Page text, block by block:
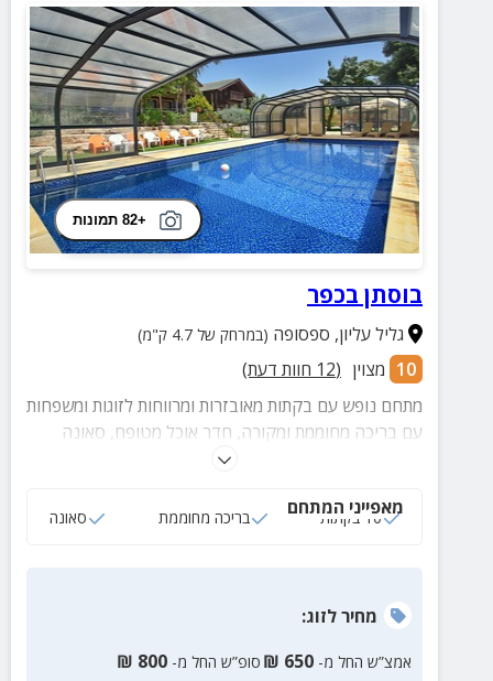
+82 תמונות
בוסתן בכפר
גליל עליון, ספסופה (במרחק של 4.7 ק"מ)
10 מצוין (
12 חוות דעת)
מתחם נופש עם בקתות מאובזרות ומרווחות לזוגות ומשפחות
עם בריכה מחוממת ומקורה, חדר אוכל מטופח, סאונה
וג'קוזי ספא להעשרה החוויה, חדר סנוקר חוויתי ושלל
מאפייני המתחם
10 בקתות בריכה מחוממת סאונה
מחירלזוג:
אמצ”ש החל מ- 650
₪ סופ”ש החל מ- 800
₪